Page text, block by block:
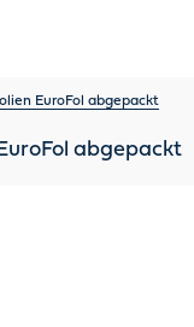
EuroFol abgepackt
abgepackt